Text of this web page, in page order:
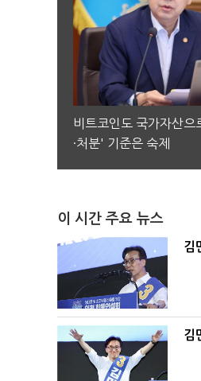
비트코인도 국가자산
·처분' 기준은 숙제
이 시간 주요 뉴스
김
김